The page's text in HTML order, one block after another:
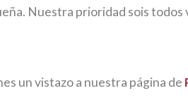
Nuestra prioridad sois todos
un vistazo a nuestra página de